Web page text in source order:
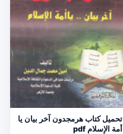
تحميل كتاب هرمجدون آخر بيان يا
أمة الإسلام pdf